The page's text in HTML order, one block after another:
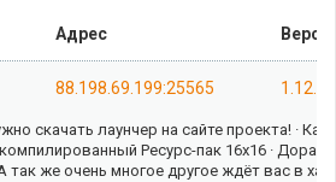
Адрес
88.198.69.199:25565 1.12.2
скачать лаунчер на сайте проекта! ·
Скомпилированный Ресурс-пак 16х16 ·
так же очень многое другое ждёт вас в